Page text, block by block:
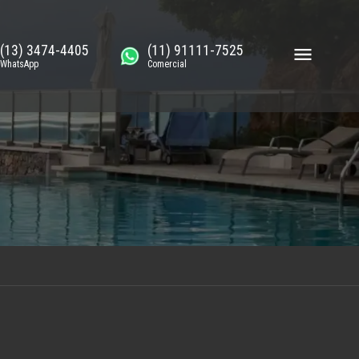
(13) 3474-4405
WhatsApp
(11) 91111-7525
Comercial